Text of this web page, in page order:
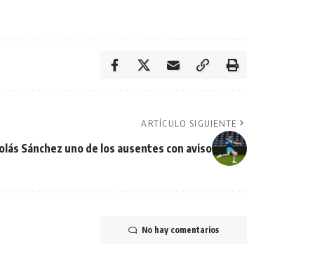
ARTÍCULO SIGUIENTE
Sánchez uno de los ausentes con aviso
No hay comentarios